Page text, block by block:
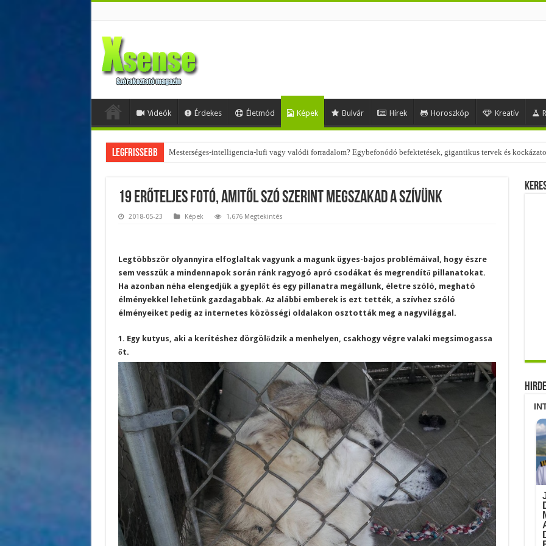
Videók Érdekes Életmód Képek Bulvár Hírek Horoszkóp Kreatív
Legfrissebb Az övtáskák továbbra is trendik – nézd meg, milyen stílusokhoz illenek!
19 erőteljes fotó, amitől szó szerint megszakad a szívünk
2018-05-23 Képek 1,676 Megtekintés
Legtöbbször olyannyira elfoglaltak vagyunk a magunk ügyes-bajos problémáival, hogy észre
sem vesszük a mindennapok során ránk ragyogó apró csodákat és megrendítő pillanatokat.
Ha azonban néha elengedjük a gyeplőt és egy pillanatra megállunk, életre szóló, megható
élményekkel lehetünk gazdagabbak. Az alábbi emberek is ezt tették, a szívhez szóló
élményeiket pedig az internetes közösségi oldalakon osztották meg a nagyvilággal.
1. Egy kutyus, aki a kerítéshez dörgölődzik a menhelyen, csakhogy végre valaki megsimogassa
őt.